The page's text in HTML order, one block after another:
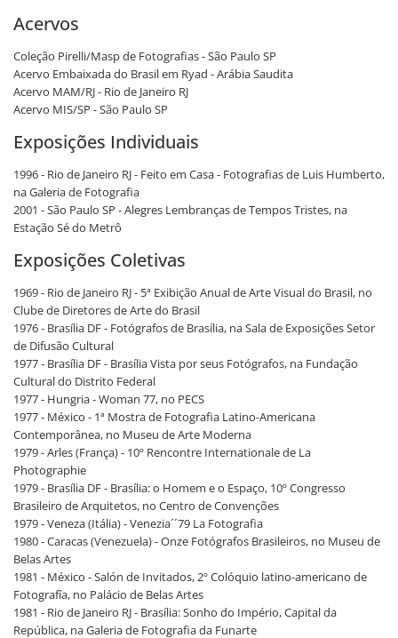
Acervos
Coleção Pirelli/Masp de Fotografias - São Paulo SP
Acervo Embaixada do Brasil em Ryad - Arábia Saudita
Acervo MAM/RJ - Rio de Janeiro RJ
Acervo MIS/SP - São Paulo SP
Exposições Individuais
1996 - Rio de Janeiro RJ - Feito em Casa - Fotografias de Luis Humberto,
na Galeria de Fotografia
2001 - São Paulo SP - Alegres Lembranças de Tempos Tristes, na
Estação Sé do Metrô
Exposições Coletivas
1969 - Rio de Janeiro RJ - 5ª Exibição Anual de Arte Visual do Brasil, no
Clube de Diretores de Arte do Brasil
1976 - Brasília DF - Fotógrafos de Brasília, na Sala de Exposições Setor
de Difusão Cultural
1977 - Brasília DF - Brasília Vista por seus Fotógrafos, na Fundação
Cultural do Distrito Federal
1977 - Hungria - Woman 77, no PECS
1977 - México - 1ª Mostra de Fotografia Latino-Americana
Contemporânea, no Museu de Arte Moderna
1979 - Arles (França) - 10º Rencontre Internationale de La
Photographie
1979 - Brasília DF - Brasília: o Homem e o Espaço, 10º Congresso
Brasileiro de Arquitetos, no Centro de Convenções
1979 - Veneza (Itália) - Venezia´´79 La Fotografia
1980 - Caracas (Venezuela) - Onze Fotógrafos Brasileiros, no Museu de
Belas Artes
1981 - México - Salón de Invitados, 2º Colóquio latino-americano de
Fotografía, no Palácio de Belas Artes
1981 - Rio de Janeiro RJ - Brasília: Sonho do Império, Capital da
República, na Galeria de Fotografia da Funarte